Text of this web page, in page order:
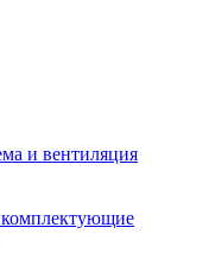
и вентиляция
комплектующие